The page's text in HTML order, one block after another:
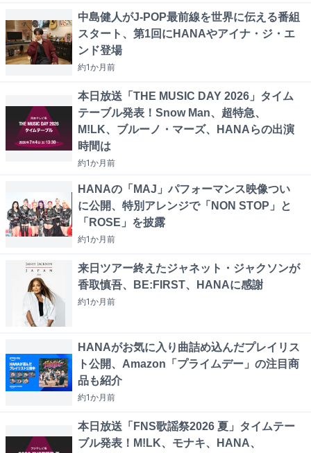
中島健人がJ-POP最前線を世界に伝える番組
スタート、第1回にHANAやアイナ・ジ・エ
ンド登場
約1か月前
本日放送「THE MUSIC DAY 2026」タイム
テーブル発表！Snow Man、超特急、
M!LK、ブルーノ・マーズ、HANAらの出演
時間は
約1か月前
HANAの「MAJ」パフォーマンス映像つい
に公開、特別アレンジで「NON STOP」と
「ROSE」を披露
約1か月前
来日ツアー終えたジャネット・ジャクソンが
香取慎吾、BE:FIRST、HANAに感謝
約1か月前
HANAがお気に入り曲詰め込んだプレイリス
ト公開、Amazon「プライムデー」の注目商
品も紹介
約1か月前
本日放送「FNS歌謡祭2026 夏」タイムテー
ブル発表！M!LK、モナキ、HANA、